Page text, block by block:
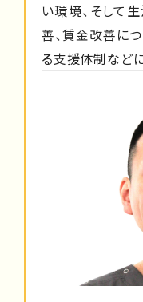
い環境、そして
善、賃金改善に
る支援体制など